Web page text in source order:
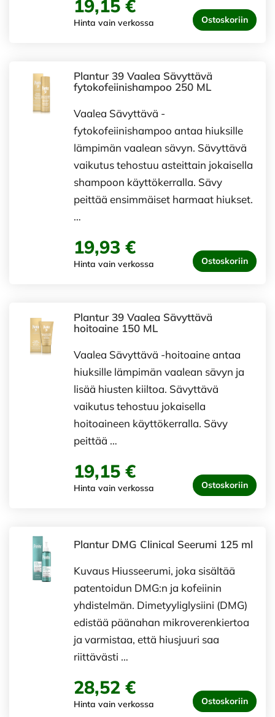
19,15 €
Hinta vain verkossa Ostoskoriin
Plantur 39 Vaalea Sävyttävä
fytokofeiinishampoo 250 ML
Vaalea Sävyttävä -
fytokofeiinishampoo antaa hiuksille
lämpimän vaalean sävyn. Sävyttävä
vaikutus tehostuu asteittain jokaisella
shampoon käyttökerralla. Sävy
peittää ensimmäiset harmaat hiukset.
…
19,93 €
Hinta vain verkossa Ostoskoriin
Plantur 39 Vaalea Sävyttävä
hoitoaine 150 ML
Vaalea Sävyttävä -hoitoaine antaa
hiuksille lämpimän vaalean sävyn ja
lisää hiusten kiiltoa. Sävyttävä
vaikutus tehostuu jokaisella
hoitoaineen käyttökerralla. Sävy
peittää …
19,15 €
Hinta vain verkossa Ostoskoriin
Plantur DMG Clinical Seerumi 125 ml
Kuvaus Hiusseerumi, joka sisältää
patentoidun DMG:n ja kofeiinin
yhdistelmän. Dimetyyliglysiini (DMG)
edistää päänahan mikroverenkiertoa
ja varmistaa, että hiusjuuri saa
riittävästi …
28,52 €
Hinta vain verkossa Ostoskoriin